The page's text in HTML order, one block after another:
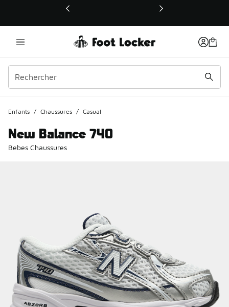
Ce lien ouvrira une nouvelle fenêtre
Enfants / Chaussures / Casual
New Balance 740
Bebes Chaussures